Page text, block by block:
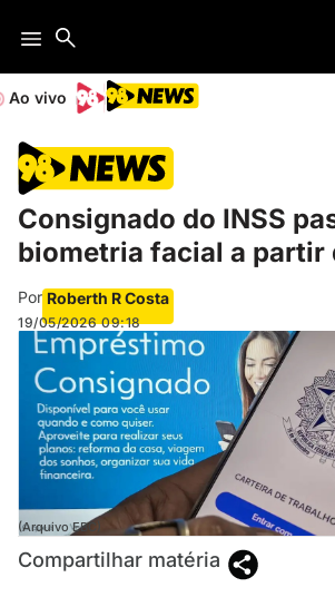
Ao vivo
Consignado do INSS
biometria facial a partir
Por Roberth R Costa
19/05/2026 09:18
(Arquivo EBC)
Compartilhar matéria